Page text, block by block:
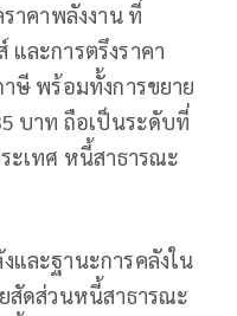
าคาพลังงาน ที่
ละการตรึงราคา
ษี พร้อมทั้งการขยาย
บาท ถือเป็นระดับที่
ะเทศ หนี้สาธารณะ
และฐานะการคลังใน
สัดส่วนหนี้สาธารณะ